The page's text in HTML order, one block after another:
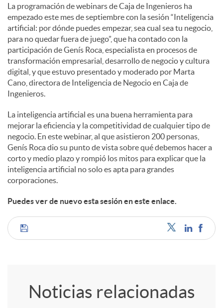
e
s
La programación de webinars de Caja de Ingenieros ha
empezado este mes de septiembre con la sesión “Inteligencia
artificial: por dónde puedes empezar, sea cual sea tu negocio,
para no quedar fuera de juego”, que ha contado con la
participación de Genís Roca, especialista en procesos de
transformación empresarial, desarrollo de negocio y cultura
digital, y que estuvo presentado y moderado por Marta
Cano, directora de Inteligencia de Negocio en Caja de
Ingenieros.
La inteligencia artificial es una buena herramienta para
mejorar la eficiencia y la competitividad de cualquier tipo de
negocio. En este webinar, al que asistieron 200 personas,
Genís Roca dio su punto de vista sobre qué debemos hacer a
corto y medio plazo y rompió los mitos para explicar que la
inteligencia artificial no solo es apta para grandes
corporaciones.
Puedes ver de nuevo esta sesión en este enlace.
C
Noticias relacionadas